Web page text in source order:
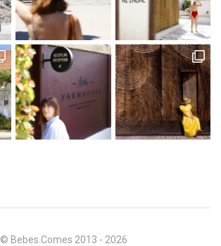
© Bebes.Comes 2013 - 2026